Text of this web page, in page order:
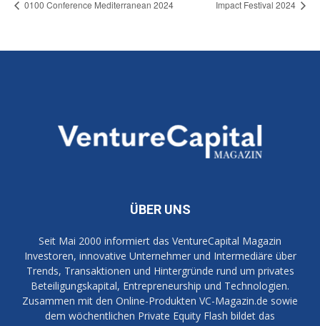
0100 Conference Mediterranean 2024 Impact Festival 2024
ÜBER UNS
Seit Mai 2000 informiert das VentureCapital Magazin
Investoren, innovative Unternehmer und Intermediäre über
Trends, Transaktionen und Hintergründe rund um privates
Beteiligungskapital, Entrepreneurship und Technologien.
Zusammen mit den Online-Produkten VC-Magazin.de sowie
dem wöchentlichen Private Equity Flash bildet das